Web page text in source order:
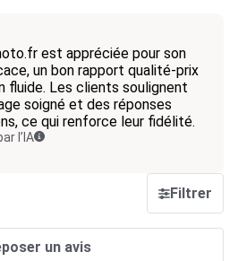
est appréciée pour son
un bon rapport qualité-prix
fluide. Les clients soulignent
soigné et des réponses
ce qui renforce leur fidélité.
l’IA
Filtrer
un avis